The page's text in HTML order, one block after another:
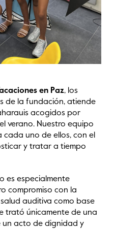
en Paz, los
de la fundación, atiende
acogidos por
verano. Nuestro equipo
cada uno de ellos, con el
y tratar a tiempo
es especialmente
compromiso con la
auditiva como base
trató únicamente de una
un acto de dignidad y